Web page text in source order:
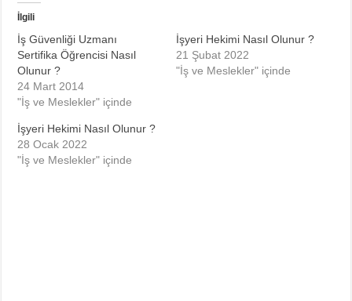
İlgili
İş Güvenliği Uzmanı
Sertifika Öğrencisi Nasıl
Olunur ?
24 Mart 2014
"İş ve Meslekler" içinde
İşyeri Hekimi Nasıl Olunur ?
21 Şubat 2022
"İş ve Meslekler" içinde
İşyeri Hekimi Nasıl Olunur ?
28 Ocak 2022
"İş ve Meslekler" içinde